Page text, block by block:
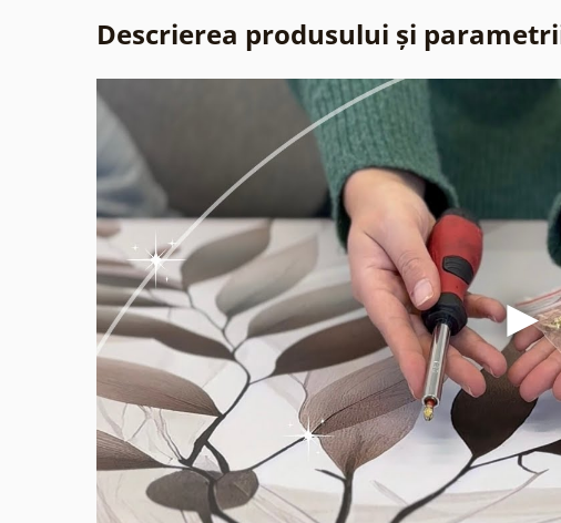
Descrierea produsului și